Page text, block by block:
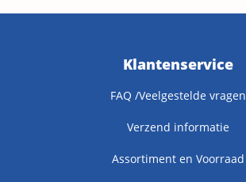
Klantenservice
FAQ /Veelgestelde vragen
Verzend informatie
Assortiment en Voorraad